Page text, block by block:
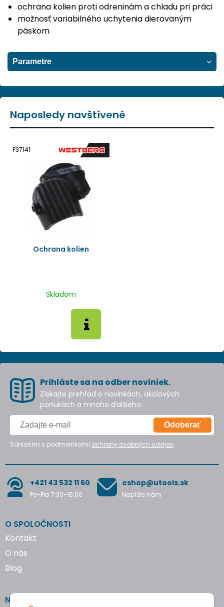
ochrana kolien proti odreninám a chladu pri práci
možnosť variabilného uchytenia dierovaným
páskom
Parametre
Naposledy navštívené
F37141
Ochrana kolien
Skladom
Prihláste sa na odber noviniek.
Získajte prehľad o novinkách, akciových
ponukách a mnoho ďalšieho.
Odoberať
Súhlasím s podmienkami ochrany osobných údajov.
+421 43 532 11 60
Po-Pia 7:30-16:00
eshop@utools.sk
Napíšte nám
O SPOLOČNOSTI
Kontakt
O nás
Blog
NAKUPOVANIE